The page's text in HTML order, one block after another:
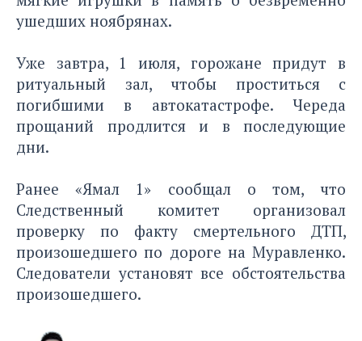
ушедших ноябрянах.
Уже завтра, 1 июля, горожане придут в
ритуальный зал, чтобы проститься с
погибшими в автокатастрофе. Череда
прощаний продлится и в последующие
дни.
Ранее «Ямал 1» сообщал о том, что
Следственный комитет организовал
проверку по факту смертельного ДТП,
произошедшего по дороге на Муравленко.
Следователи установят все обстоятельства
произошедшего.